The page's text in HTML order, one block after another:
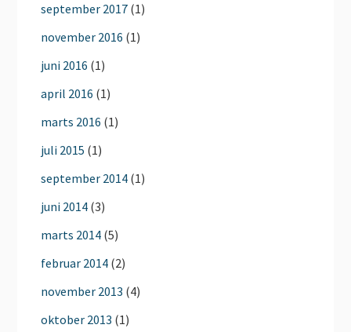
september 2017 (1)
november 2016 (1)
juni 2016 (1)
april 2016 (1)
marts 2016 (1)
juli 2015 (1)
september 2014 (1)
juni 2014 (3)
marts 2014 (5)
februar 2014 (2)
november 2013 (4)
oktober 2013 (1)